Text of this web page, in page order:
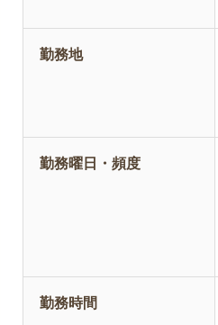
勤務地
勤務曜日・頻度
勤務時間